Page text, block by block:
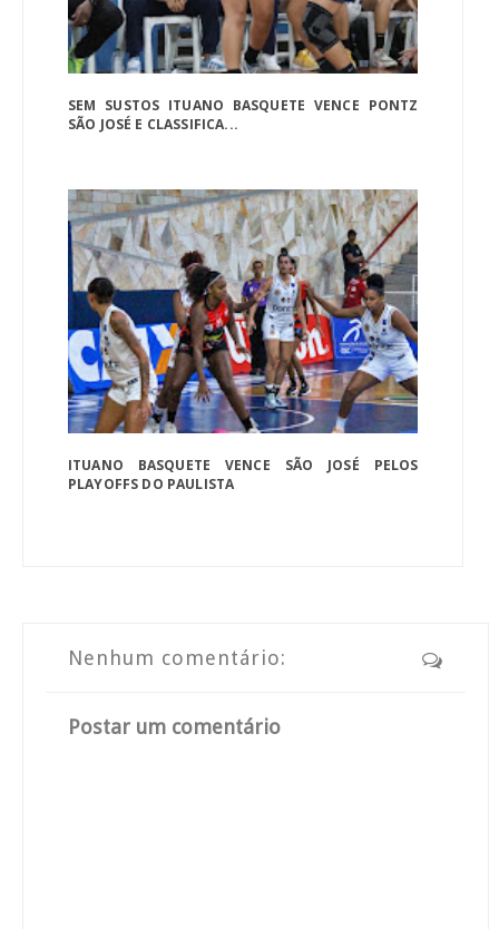
SEM SUSTOS ITUANO BASQUETE VENCE PONTZ
SÃO JOSÉ E CLASSIFICA...
ITUANO BASQUETE VENCE SÃO JOSÉ PELOS
PLAYOFFS DO PAULISTA
Nenhum comentário:
Postar um comentário